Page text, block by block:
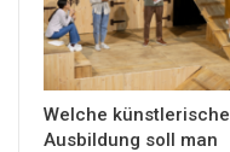
Welche künstlerische
Ausbildung soll man